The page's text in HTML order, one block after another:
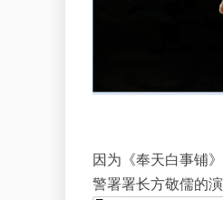
因为《奉天白事铺
警署署长方敬儒的